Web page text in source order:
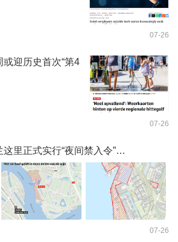
07-26
迎历史首次“第4
07-26
里正式实行“夜间禁入令”…
07-26